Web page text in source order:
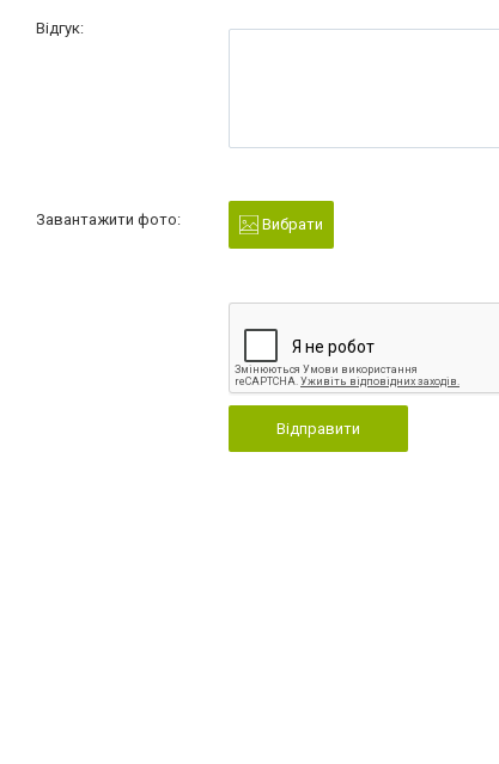
Відгук:
Завантажити фото: Вибрати
Відправити